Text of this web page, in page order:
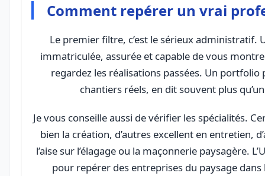
Comment repérer un vrai
Le premier filtre, c’est le sérieux administratif.
immatriculée, assurée et capable de vous
regardez les réalisations passées. Un portfolio
chantiers réels, en dit souvent plus
Je vous conseille aussi de vérifier les spécialités.
bien la création, d’autres excellent en entretien,
l’aise sur l’élagage ou la maçonnerie paysagère.
pour repérer des entreprises du paysage dans